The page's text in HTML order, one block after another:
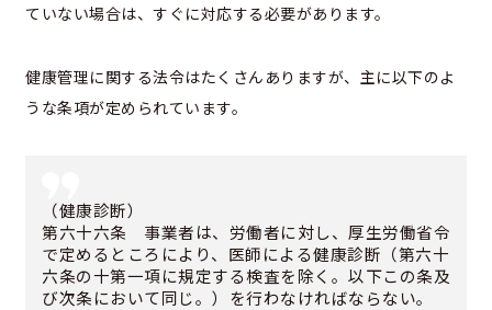
ていない場合は、すぐに対応する必要があります。
健康管理に関する法令はたくさんありますが、主に以下のよ
うな条項が定められています。
（健康診断）
第六十六条 事業者は、労働者に対し、厚生労働省令
で定めるところにより、医師による健康診断（第六十
六条の十第一項に規定する検査を除く。以下この条及
び次条において同じ。）を行わなければならない。